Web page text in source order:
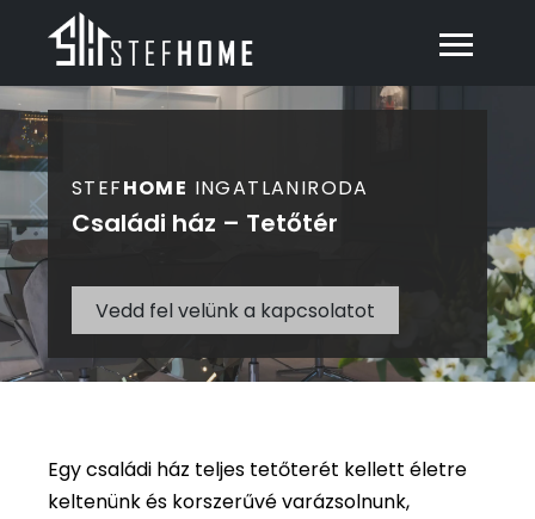
STEFHOME INGATLANIRODA
Családi ház – Tetőtér
Vedd fel velünk a kapcsolatot
Egy családi ház teljes tetőterét kellett életre
keltenünk és korszerűvé varázsolnunk,